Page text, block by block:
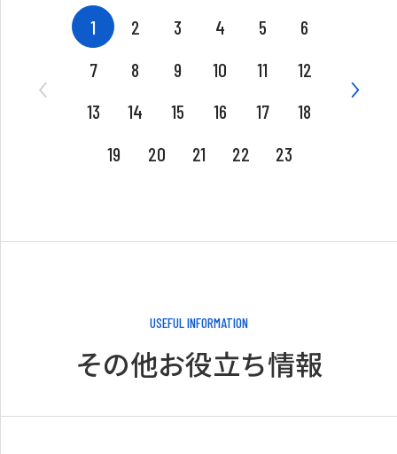
1 2 3 4 5
6
7
8 9 10 11
12
13
14 15 16 17
18
19
20 21 22 23
USEFUL INFORMATION
その他お役立ち情報